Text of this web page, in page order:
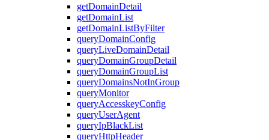
getDomainDetail
getDomainList
getDomainListByFilter
queryDomainConfig
queryLiveDomainDetail
queryDomainGroupDetail
queryDomainGroupList
queryDomainsNotInGroup
queryMonitor
queryAccesskeyConfig
queryUserAgent
queryIpBlackList
queryHttpHeader